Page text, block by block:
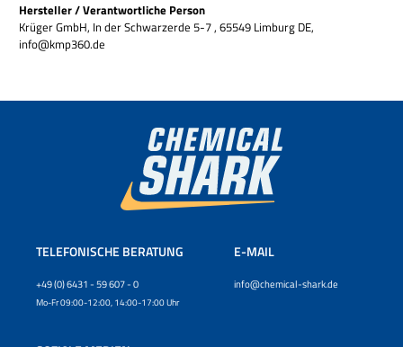
Hersteller / Verantwortliche Person
Krüger GmbH, In der Schwarzerde 5-7 , 65549 Limburg DE,
info@kmp360.de
TELEFONISCHE BERATUNG
+49 (0) 6431 - 59 607 - 0
Mo-Fr 09:00-12:00, 14:00-17:00 Uhr
E-MAIL
info@chemical-shark.de